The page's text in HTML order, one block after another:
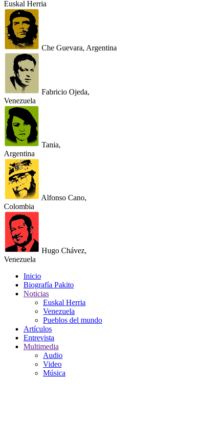
Euskal Herria
Che Guevara, Argentina
Fabricio Ojeda,
Venezuela
Tania,
Argentina
Alfonso Cano,
Colombia
Hugo Chávez,
Venezuela
Inicio
Biografía Pakito
Noticias
Euskal Herria
Venezuela
Pueblos del mundo
Artículos
Entrevista
Multimedia
Audio
Video
Música